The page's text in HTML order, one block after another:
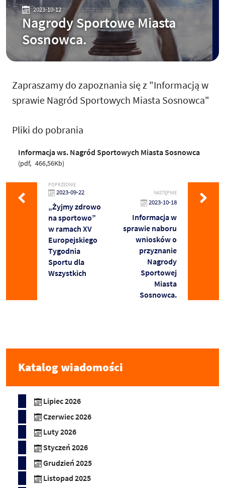
2023-10-12
Nagrody Sportowe Miasta
Sosnowca.
Zapraszamy do zapoznania się z "Informacją w
sprawie Nagród Sportowych Miasta Sosnowca"
Pliki do pobrania
Informacja ws. Nagród Sportowych Miasta Sosnowca
pdf 466,56Kb
POPRZEDNIE
2023-09-22
„Żyjmy zdrowo
na sportowo”
w ramach XV
Europejskiego
Tygodnia
Sportu dla
Wszystkich
NASTĘPNIE
2023-10-18
Informacja w
sprawie naboru
wniosków o
przyznanie
Nagrody
Sportowej
Miasta
Sosnowca.
Katalog wiadomości
Lipiec 2026
Czerwiec 2026
Luty 2026
Styczeń 2026
Grudzień 2025
Listopad 2025